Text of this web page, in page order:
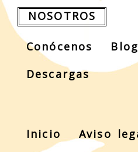
NOSOTROS
Conócenos Blog
Descargas
Inicio Aviso